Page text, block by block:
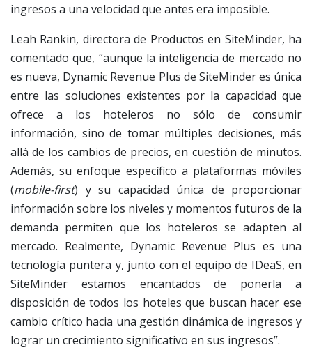
ingresos a una velocidad que antes era imposible.
Leah Rankin, directora de Productos en SiteMinder, ha
comentado que, “aunque la inteligencia de mercado no
es nueva, Dynamic Revenue Plus de SiteMinder es única
entre las soluciones existentes por la capacidad que
ofrece a los hoteleros no sólo de consumir
información, sino de tomar múltiples decisiones, más
allá de los cambios de precios, en cuestión de minutos.
Además, su enfoque específico a plataformas móviles
(mobile-first) y su capacidad única de proporcionar
información sobre los niveles y momentos futuros de la
demanda permiten que los hoteleros se adapten al
mercado. Realmente, Dynamic Revenue Plus es una
tecnología puntera y, junto con el equipo de IDeaS, en
SiteMinder estamos encantados de ponerla a
disposición de todos los hoteles que buscan hacer ese
cambio crítico hacia una gestión dinámica de ingresos y
lograr un crecimiento significativo en sus ingresos”.